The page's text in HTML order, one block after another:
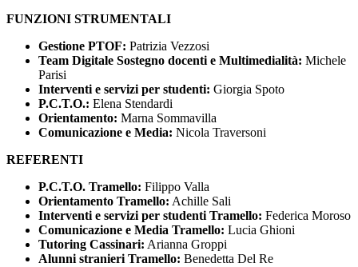
FUNZIONI STRUMENTALI
Gestione PTOF: Patrizia Vezzosi
Team Digitale Sostegno docenti e Multimedialità: Michele
Parisi
Interventi e servizi per studenti: Giorgia Spoto
P.C.T.O.: Elena Stendardi
Orientamento: Marna Sommavilla
Comunicazione e Media: Nicola Traversoni
REFERENTI
P.C.T.O. Tramello: Filippo Valla
Orientamento Tramello: Achille Sali
Interventi e servizi per studenti Tramello: Federica Moroso
Comunicazione e Media Tramello: Lucia Ghioni
Tutoring Cassinari: Arianna Groppi
Alunni stranieri Tramello: Benedetta Del Re